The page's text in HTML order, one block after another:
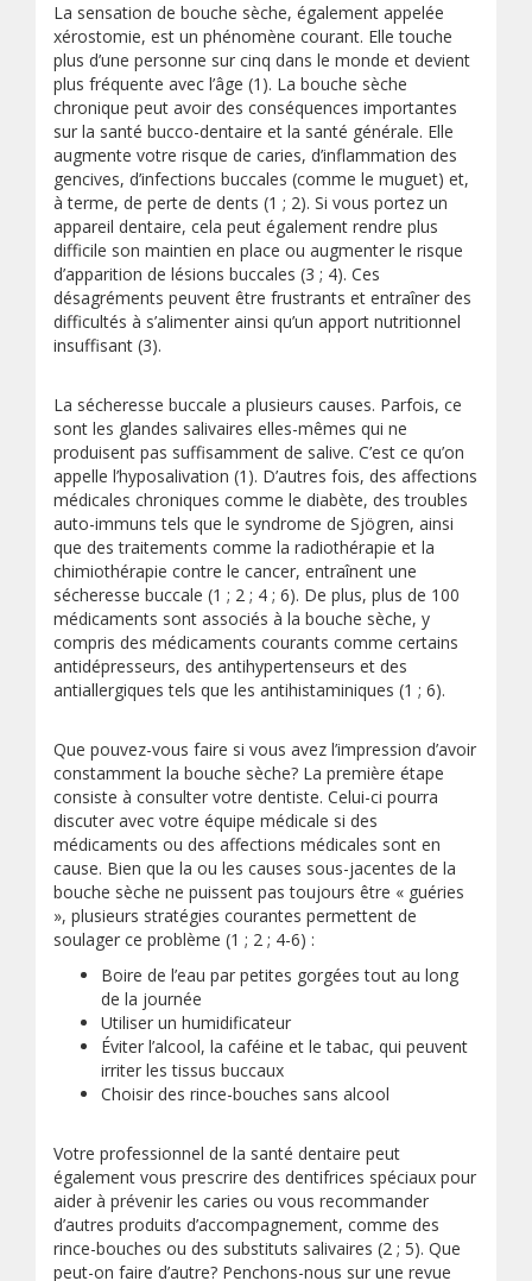
La sensation de bouche sèche, également appelée
xérostomie, est un phénomène courant. Elle touche
plus d’une personne sur cinq dans le monde et devient
plus fréquente avec l’âge (1). La bouche sèche
chronique peut avoir des conséquences importantes
sur la santé bucco-dentaire et la santé générale. Elle
augmente votre risque de caries, d’inflammation des
gencives, d’infections buccales (comme le muguet) et,
à terme, de perte de dents (1 ; 2). Si vous portez un
appareil dentaire, cela peut également rendre plus
difficile son maintien en place ou augmenter le risque
d’apparition de lésions buccales (3 ; 4). Ces
désagréments peuvent être frustrants et entraîner des
difficultés à s’alimenter ainsi qu’un apport nutritionnel
insuffisant (3).
La sécheresse buccale a plusieurs causes. Parfois, ce
sont les glandes salivaires elles-mêmes qui ne
produisent pas suffisamment de salive. C’est ce qu’on
appelle l’hyposalivation (1). D’autres fois, des affections
médicales chroniques comme le diabète, des troubles
auto-immuns tels que le syndrome de Sjögren, ainsi
que des traitements comme la radiothérapie et la
chimiothérapie contre le cancer, entraînent une
sécheresse buccale (1 ; 2 ; 4 ; 6). De plus, plus de 100
médicaments sont associés à la bouche sèche, y
compris des médicaments courants comme certains
antidépresseurs, des antihypertenseurs et des
antiallergiques tels que les antihistaminiques (1 ; 6).
Que pouvez-vous faire si vous avez l’impression d’avoir
constamment la bouche sèche? La première étape
consiste à consulter votre dentiste. Celui-ci pourra
discuter avec votre équipe médicale si des
médicaments ou des affections médicales sont en
cause. Bien que la ou les causes sous-jacentes de la
bouche sèche ne puissent pas toujours être « guéries
», plusieurs stratégies courantes permettent de
soulager ce problème (1 ; 2 ; 4-6) :
Boire de l’eau par petites gorgées tout au long
de la journée
Utiliser un humidificateur
Éviter l’alcool, la caféine et le tabac, qui peuvent
irriter les tissus buccaux
Choisir des rince-bouches sans alcool
Votre professionnel de la santé dentaire peut
également vous prescrire des dentifrices spéciaux pour
aider à prévenir les caries ou vous recommander
d’autres produits d’accompagnement, comme des
rince-bouches ou des substituts salivaires (2 ; 5). Que
peut-on faire d’autre? Penchons-nous sur une revue